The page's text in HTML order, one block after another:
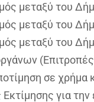
μεταξύ του
μεταξύ του
μεταξύ του
σε
για